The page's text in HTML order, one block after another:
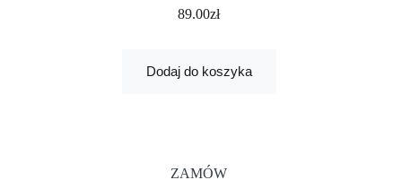
89.00zł
Dodaj do koszyka
ZAMÓW